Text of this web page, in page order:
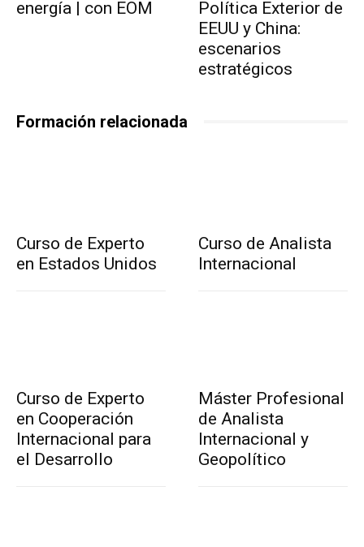
energía | con EOM
Política Exterior de
EEUU y China:
escenarios
estratégicos
Formación relacionada
Curso de Experto
en Estados Unidos
Curso de Analista
Internacional
Curso de Experto
en Cooperación
Internacional para
el Desarrollo
Máster Profesional
de Analista
Internacional y
Geopolítico